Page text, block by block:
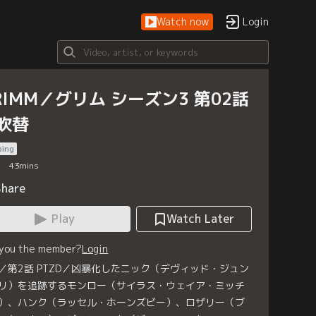
Watch now Login
／グリム シーズン3 第02話
替
43mins
Play
Watch Later
the member?Login
第2話 PTZD／凶暴化したニック（デヴィッド・ジュン
）を追跡するモンロー（サイラス・ウェイア・ミッチ
、ハンク（ラッセル・ホーンズビー）、ロザリー（ブ